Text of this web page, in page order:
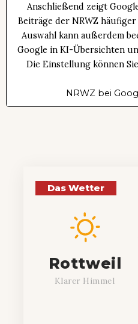
Anschließend zeigt
Beiträge der NRWZ häufiger
Auswahl kann außerdem
Google in KI-Übersichten
Die Einstellung können
NRWZ bei
Das Wetter
Rottweil
Klarer Himmel